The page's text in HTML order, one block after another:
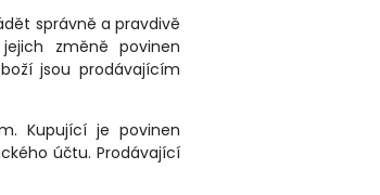
správně a pravdivě
změně povinen
jsou prodávajícím
Kupující je povinen
účtu. Prodávající